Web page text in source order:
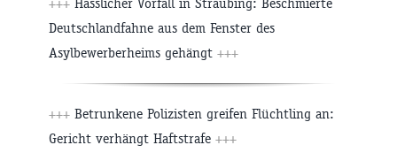
Deutschlandfahne aus dem Fenster des
Asylbewerberheims gehängt +++
+++ Betrunkene Polizisten greifen Flüchtling an:
Gericht verhängt Haftstrafe +++